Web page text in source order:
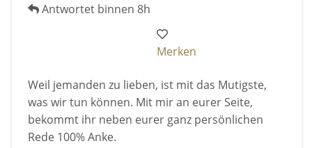
Antwortet binnen 8h
Merken
Weil jemanden zu lieben, ist mit das Mutigste,
was wir tun können. Mit mir an eurer Seite,
bekommt ihr neben eurer ganz persönlichen
Rede 100% Anke.